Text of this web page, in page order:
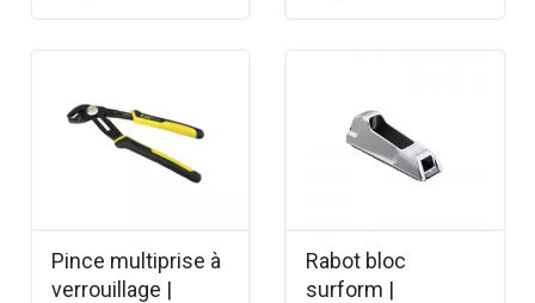
Pince multiprise à
verrouillage |
Rabot bloc
surform |